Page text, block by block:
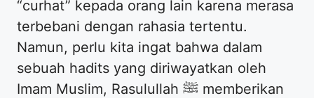
“curhat” kepada orang lain karena merasa
terbebani dengan rahasia tertentu.
Namun, perlu kita ingat bahwa dalam
sebuah hadits yang diriwayatkan oleh
Imam Muslim, Rasulullah ﷺ memberikan